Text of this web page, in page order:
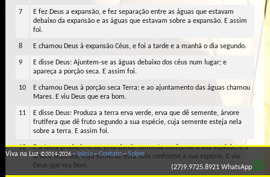
7
E fez Deus a expansão, e fez separação entre as águas que estavam
debaixo da expansão e as águas que estavam sobre a expansão. E assim
foi.
8 E chamou Deus à expansão Céus, e foi a tarde e a manhã o dia segundo.
9
E disse Deus: Ajuntem-se as águas debaixo dos céus num lugar; e
apareça a porção seca. E assim foi.
10
E chamou Deus à porção seca Terra; e ao ajuntamento das águas chamou
Mares. E viu Deus que era bom.
11
E disse Deus: Produza a terra erva verde, erva que dê semente, árvore
frutífera que dê fruto segundo a sua espécie, cuja semente esteja nela
sobre a terra. E assim foi.
12
E a terra produziu erva, erva dando semente conforme a sua espécie, e a
árvore frutífera, cuja semente está nela conforme a sua espécie. E viu
Deus que era bom.
Viva na Luz©2014-2026-Inicio-Contato-Sobre
(27)9.9725.8921 WhatsApp